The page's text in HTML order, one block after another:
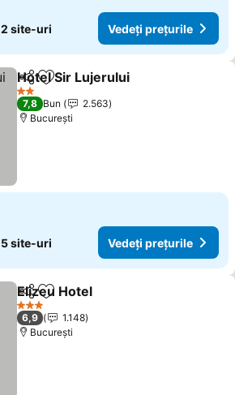
2 site-uri Vedeți prețurile
DistribuițiAdăugaţi la favorite
Hotel Sir Lujerului
2 Stele
7,8 Bun
2.563
București
5 site-uri Vedeți prețurile
DistribuițiAdăugaţi la favorite
Elizeu Hotel
3 Stele
6,9
1.148
București